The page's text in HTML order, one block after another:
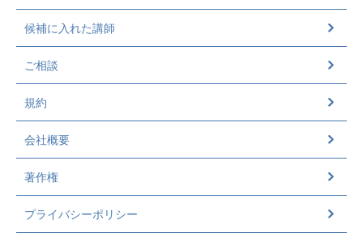
候補に入れた講師
ご相談
規約
会社概要
著作権
プライバシーポリシー